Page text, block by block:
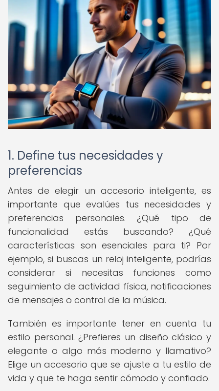
1. Define tus necesidades y
preferencias
Antes de elegir un accesorio inteligente, es
importante que evalúes tus necesidades y
preferencias personales. ¿Qué tipo de
funcionalidad estás buscando? ¿Qué
características son esenciales para ti? Por
ejemplo, si buscas un reloj inteligente, podrías
considerar si necesitas funciones como
seguimiento de actividad física, notificaciones
de mensajes o control de la música.
También es importante tener en cuenta tu
estilo personal. ¿Prefieres un diseño clásico y
elegante o algo más moderno y llamativo?
Elige un accesorio que se ajuste a tu estilo de
vida y que te haga sentir cómodo y confiado.